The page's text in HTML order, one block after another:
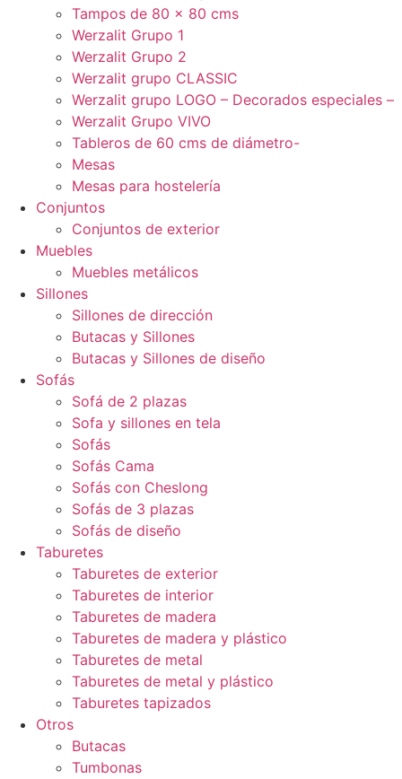
Tampos de 80 x 80 cms
Werzalit Grupo 1
Werzalit Grupo 2
Werzalit grupo CLASSIC
Werzalit grupo LOGO – Decorados especiales –
Werzalit Grupo VIVO
Tableros de 60 cms de diámetro-
Mesas
Mesas para hostelería
Conjuntos
Conjuntos de exterior
Muebles
Muebles metálicos
Sillones
Sillones de dirección
Butacas y Sillones
Butacas y Sillones de diseño
Sofás
Sofá de 2 plazas
Sofa y sillones en tela
Sofás
Sofás Cama
Sofás con Cheslong
Sofás de 3 plazas
Sofás de diseño
Taburetes
Taburetes de exterior
Taburetes de interior
Taburetes de madera
Taburetes de madera y plástico
Taburetes de metal
Taburetes de metal y plástico
Taburetes tapizados
Otros
Butacas
Tumbonas